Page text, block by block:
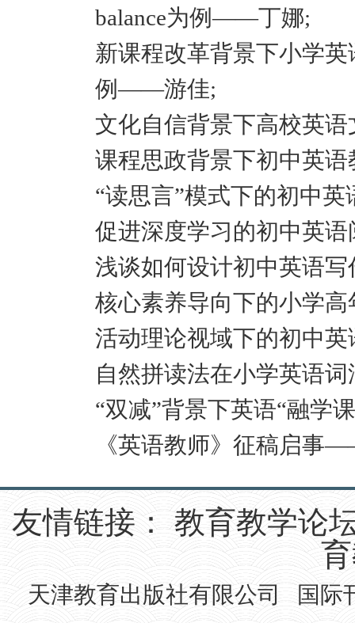
balance为例——丁娜;
新课程改革背景下小学
例——游佳;
文化自信背景下高校英
课程思政背景下初中英
“读思言”模式下的初中
促进深度学习的初中英
浅谈如何设计初中英语
核心素养导向下的小学
活动理论视域下的初中
自然拼读法在小学英语
“双减”背景下英语“融学
《英语教师》征稿启事
友情链接： 教育教学论
天津教育出版社有限公司 国际